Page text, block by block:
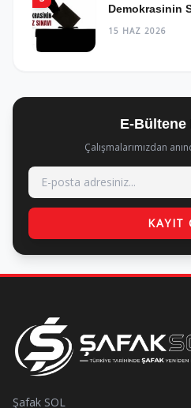
Demokrasinin
15 HAZ 2026
E-Bültene
Çalışmalarımızdan
KAYIT
Şafak SOL